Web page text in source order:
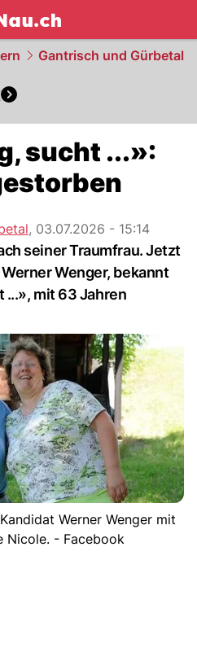
NAU.ch
Gantrisch und Gürbetal
sucht ...»:
, 03.07.2026 - 15:14
seiner Traumfrau. Jetzt
Wenger, bekannt
...», mit 63 Jahren
Werner Wenger mit
Nicole. - Facebook